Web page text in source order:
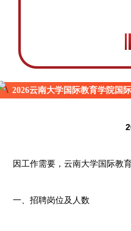
2026云南大学国际教育学院国
因工作需要，云南大学国际教育
一、招聘岗位及人数